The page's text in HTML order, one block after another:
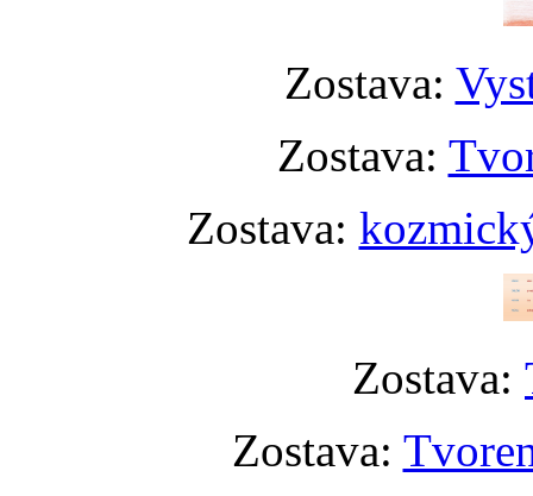
Zostava:
Zostava:
Zostava:
Zostava:
Zostava: